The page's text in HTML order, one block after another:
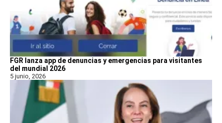
FGR lanza app de denuncias y emergencias para visitantes
del mundial 2026
5 junio, 2026